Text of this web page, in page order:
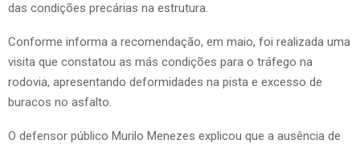
das condições precárias na estrutura.
Conforme informa a recomendação, em maio, foi realizada uma
visita que constatou as más condições para o tráfego na
rodovia, apresentando deformidades na pista e excesso de
buracos no asfalto.
O defensor público Murilo Menezes explicou que a ausência de